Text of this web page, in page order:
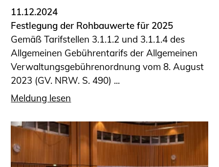
Büronachfolge
Zusatzqualifikationen
Geschützter Bereich
Informationen für Auftraggeber und
Verbraucher
Ingenieursuche (Mitglieder der IK-Bau
NRW)
Bauherren-ABC
Informationen für Schülerinnen,
Schüler und Studierende
11.12.2024
Festlegung der Rohbauwerte für 2025
Gemäß Tarifstellen 3.1.1.2 und 3.1.1.4 des
Allgemeinen Gebührentarifs der Allgemeinen
Verwaltungsgebührenordnung vom 8. August
2023 (GV. NRW. S. 490) ...
Meldung lesen